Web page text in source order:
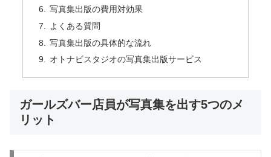
写真集出版の費用対効果
よくある質問
写真集出版の具体的な流れ
オトナビスタジオの写真集出版サービス
ガールズバー店員が写真集を出す5つのメ
リット